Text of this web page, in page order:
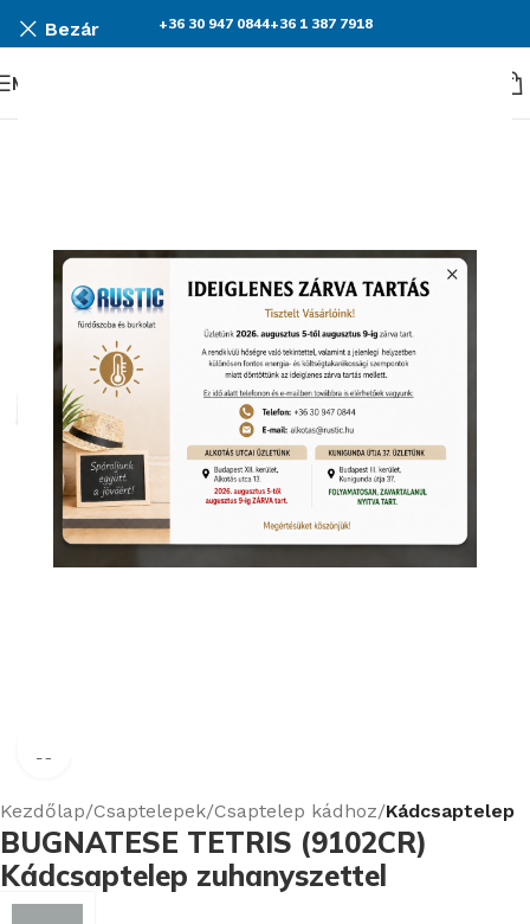
Bezár +36 30 947 0844+36 1 387 7918
Menü
Kezdőlap Csaptelepek Csaptelep kádhoz Kádcsaptelep
BUGNATESE TETRIS (9102CR)
Kádcsaptelep zuhanyszettel